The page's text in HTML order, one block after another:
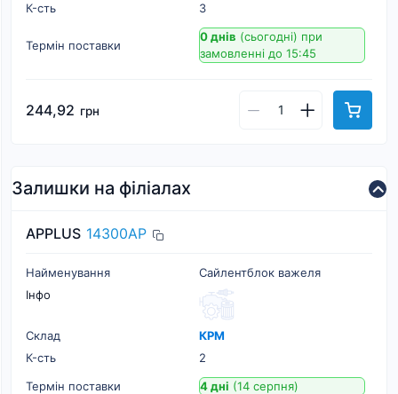
К-cть
3
Термін поставки
0 днів (сьогодні) при
замовленні до 15:45
244,92 грн
Залишки на філіалах
APPLUS 14300AP
Найменування
Сайлентблок важеля
Інфо
Склад
КРМ
К-cть
2
Термін поставки
4 дні (14 серпня)